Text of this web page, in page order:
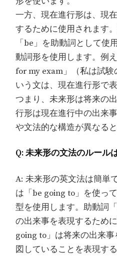
一方、現在進行形は、現
するために使用されます
「be」を助動詞として使
動詞形を使用します。例
for my exam」（私は試験
いう文は、現在進行形で
つまり、未来形は将来の
行形は現在進行中の出来
や文法的な構造が異なると
Q: 未来形の文法のルール
A: 未来形の英文法は簡単
は「be going to」を使っ
型を使用します。助動詞
の出来事を表現するため
going to」は将来の出来
図していることを表現す